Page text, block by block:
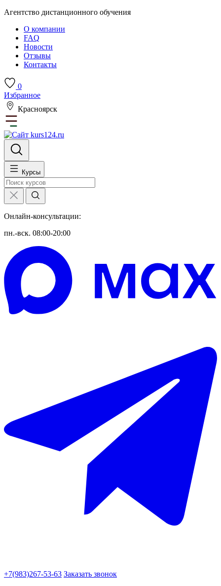
Агентство дистанционного обучения
О компании
FAQ
Новости
Отзывы
Контакты
0
Избранное
Красноярск
Курсы
Онлайн-консультации:
пн.-вск. 08:00-20:00
+7(983)267-53-63 Заказать звонок